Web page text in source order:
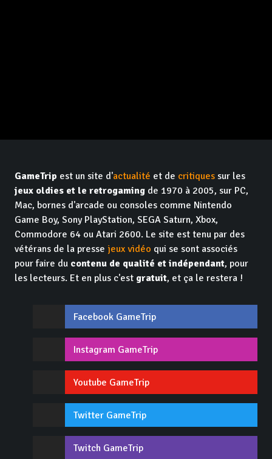
GameTrip est un site d'actualité et de critiques sur les
jeux oldies et le retrogaming de 1970 à 2005, sur PC,
Mac, bornes d'arcade ou consoles comme Nintendo
Game Boy, Sony PlayStation, SEGA Saturn, Xbox,
Commodore 64 ou Atari 2600. Le site est tenu par des
vétérans de la presse jeux vidéo qui se sont associés
pour faire du contenu de qualité et indépendant, pour
les lecteurs. Et en plus c'est gratuit, et ça le restera !
Facebook GameTrip
Instagram GameTrip
Youtube GameTrip
Twitter GameTrip
Twitch GameTrip